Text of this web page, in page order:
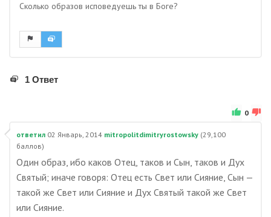
Сколько образов исповедуешь ты в Боге?
1 Ответ
0
ответил 02 Январь, 2014 mitropolitdimitryrostowsky (29,100
баллов)
Один образ, ибо каков Отец, таков и Сын, таков и Дух
Святый; иначе говоря: Отец есть Свет или Сияние, Сын —
такой же Свет или Сияние и Дух Святый такой же Свет
или Сияние.